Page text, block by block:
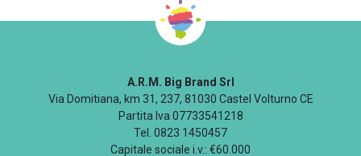
A.R.M. Big Brand Srl
Via Domitiana, km 31, 237, 81030 Castel Volturno CE
Partita Iva 07733541218
Tel. 0823 1450457
Capitale sociale i.v.: €60.000